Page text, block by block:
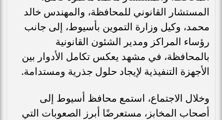
المستشار القانوني للمحافظة، والمهندس خالد
محمد، وكيل وزارة التموين بأسيوط، إلى جانب
رؤساء المراكز ومدير الشئون القانونية
بالمحافظة، في مشهد يعكس تكامل الأدوار بين
الأجهزة التنفيذية لإيجاد حلول جذرية ومستدامة.
وخلال الاجتماع، استمع محافظ أسيوط إلى
أصحاب المخابز، مستعرضًا أبرز الصعوبات التي